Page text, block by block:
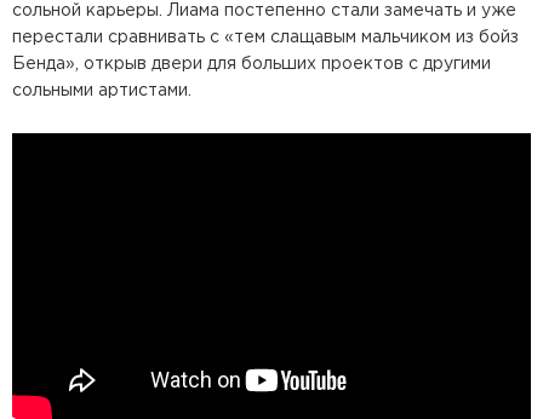
сольной карьеры. Лиама постепенно стали замечать и уже
перестали сравнивать с «тем слащавым мальчиком из бойз
Бенда», открыв двери для больших проектов с другими
сольными артистами.